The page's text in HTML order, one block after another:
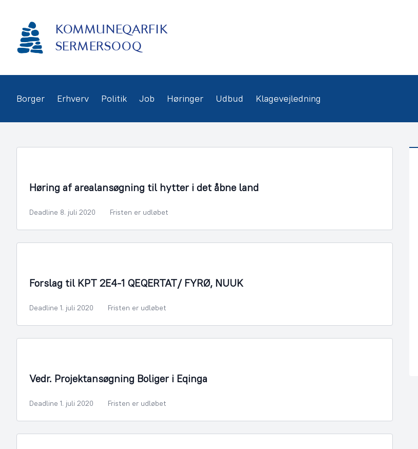
indhold
KOMMUNEQARFIK
SERMERSOOQ
Borger Erhverv Politik Job Høringer Udbud Klagevejledning
Høring af arealansøgning til hytter i det åbne land
Deadline 8. juli 2020 Fristen er udløbet
Forslag til KPT 2E4-1 QEQERTAT/ FYRØ, NUUK
Deadline 1. juli 2020 Fristen er udløbet
Vedr. Projektansøgning Boliger i Eqinga
Deadline 1. juli 2020 Fristen er udløbet